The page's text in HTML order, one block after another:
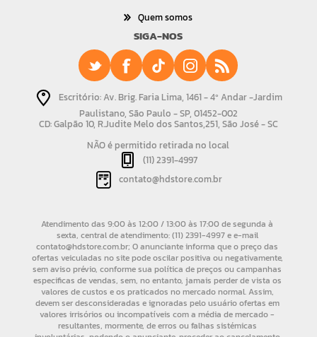
Quem somos
SIGA-NOS
Escritório: Av. Brig. Faria Lima, 1461 - 4º Andar -Jardim
Paulistano, São Paulo - SP, 01452-002
CD: Galpão 10, R.Judite Melo dos Santos,251, São José - SC
NÃO é permitido retirada no local
(11) 2391-4997
contato@hdstore.com.br